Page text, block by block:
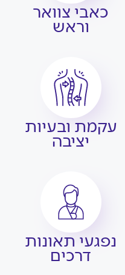
כאבי צוואר
וראש
עקמת ובעיות
יציבה
נפגעי תאונות
דרכים